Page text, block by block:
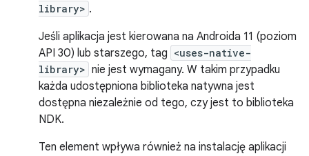
library> .
Jeśli aplikacja jest kierowana na Androida 11 (poziom
API 30) lub starszego, tag <uses-native-
library> nie jest wymagany. W takim przypadku
każda udostępniona biblioteka natywna jest
dostępna niezależnie od tego, czy jest to biblioteka
NDK.
Ten element wpływa również na instalację aplikacji